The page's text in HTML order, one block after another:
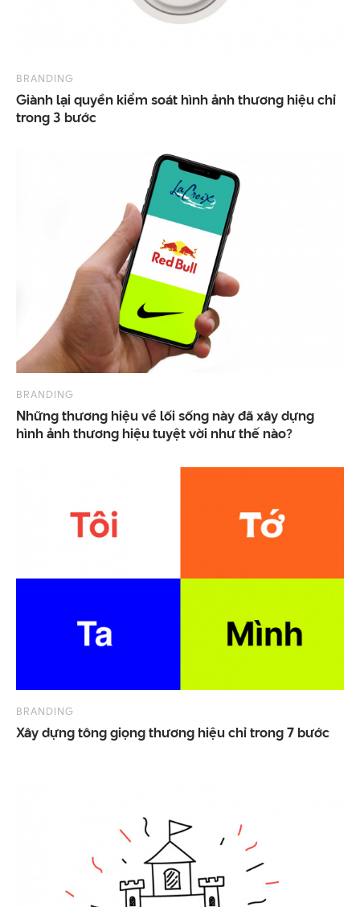
BRANDING
Giành lại quyền kiểm soát hình ảnh thương hiệu chỉ
trong 3 bước
BRANDING
Những thương hiệu về lối sống này đã xây dựng
hình ảnh thương hiệu tuyệt vời như thế nào?
BRANDING
Xâydựngtônggiọngthươnghiệuchỉtrong7bước